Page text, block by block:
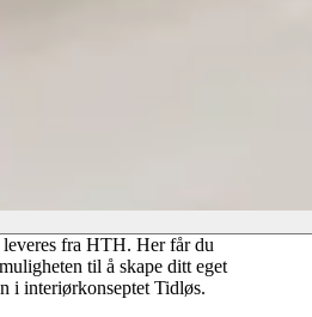
fra HTH. Her får du
til å skape ditt eget
i interiørkonseptet Tidløs.